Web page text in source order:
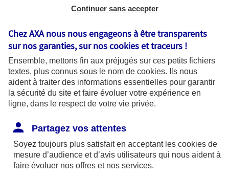
Sièges sociaux : 313 Terrasses de l’Arche –
Coordonnées de l'Autorité de contrôle
prudentiel et de résolution (ACPR) : - 4
Place de Budapest - CS 92459 - 75436
Paris Cedex 09. Le détail des procédures de
recours et de réclamation et les
disponibles sur le site axa.fr.
AXA France IARD et AXA France Vie sont
mandataires exclusifs en opérations de
Continuer sans accepter
Chez AXA nous nous engageons à être transparents
sur nos garanties, sur noscookies et traceurs !
Ensemble, mettons fin aux préjugés sur ces petits fichiers
textes, plus connus sous le nom de cookies. Ils nous
aident à traiter des informations essentielles pour garantir
la sécurité du site et faire évoluer votre expérience en
ligne, dans le respect de votre vie privée.
Partagez vos attentes
Soyez toujours plus satisfait en acceptant les cookies de
mesure d’audience et d’avis utilisateurs qui nous aident à
faire évoluer nos offres et nos services.